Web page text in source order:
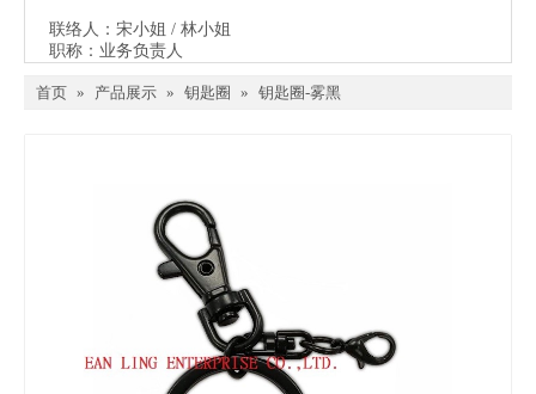
联络人：宋小姐 / 林小姐
职称：业务负责人
首页 » 产品展示 » 钥匙圈 » 钥匙圈-雾黑